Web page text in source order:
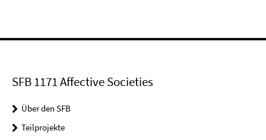
SFB 1171 Affective Societies
Über den SFB
Teilprojekte